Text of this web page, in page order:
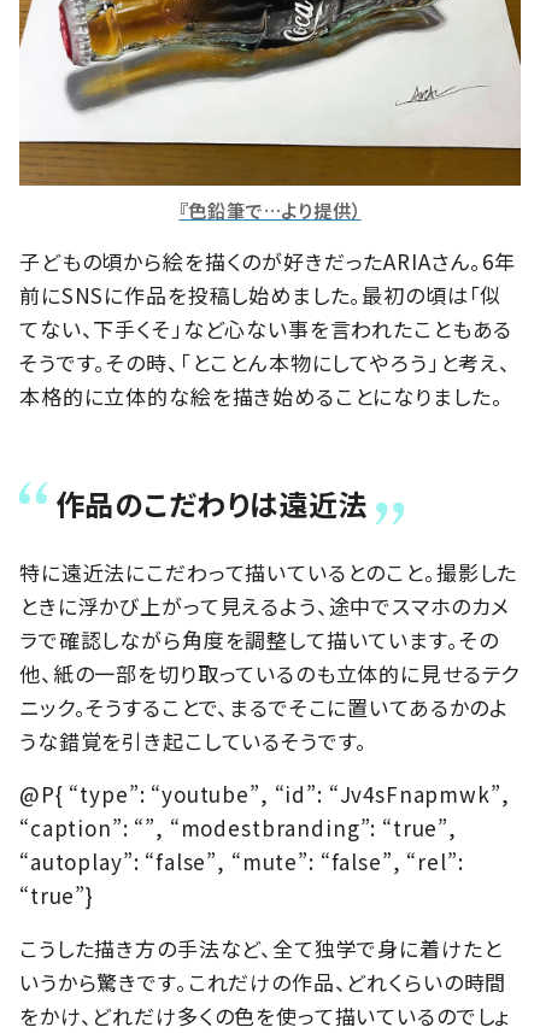
『色鉛筆で…より提供）
子どもの頃から絵を描くのが好きだったARIAさん。6年
前にSNSに作品を投稿し始めました。最初の頃は「似
てない、下手くそ」など心ない事を言われたこともある
そうです。その時、「とことん本物にしてやろう」と考え、
本格的に立体的な絵を描き始めることになりました。
作品のこだわりは遠近法
特に遠近法にこだわって描いているとのこと。撮影した
ときに浮かび上がって見えるよう、途中でスマホのカメ
ラで確認しながら角度を調整して描いています。その
他、紙の一部を切り取っているのも立体的に見せるテク
ニック。そうすることで、まるでそこに置いてあるかのよ
うな錯覚を引き起こしているそうです。
@P{ “type”: “youtube”, “id”: “Jv4sFnapmwk”,
“caption”: “”, “modestbranding”: “true”,
“autoplay”: “false”, “mute”: “false”, “rel”:
“true”}
こうした描き方の手法など、全て独学で身に着けたと
いうから驚きです。これだけの作品、どれくらいの時間
をかけ、どれだけ多くの色を使って描いているのでしょ